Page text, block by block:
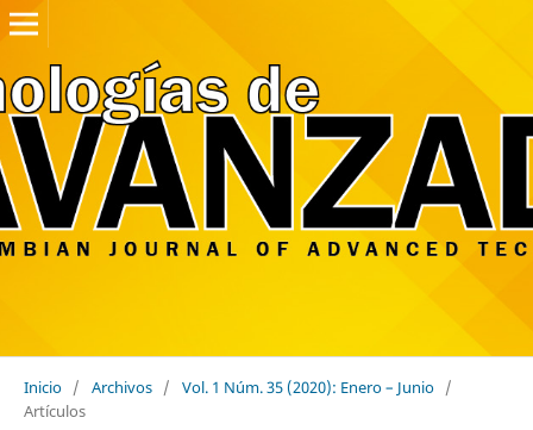
Inicio / Archivos / Vol. 1 Núm. 35 (2020): Enero – Junio /
Artículos